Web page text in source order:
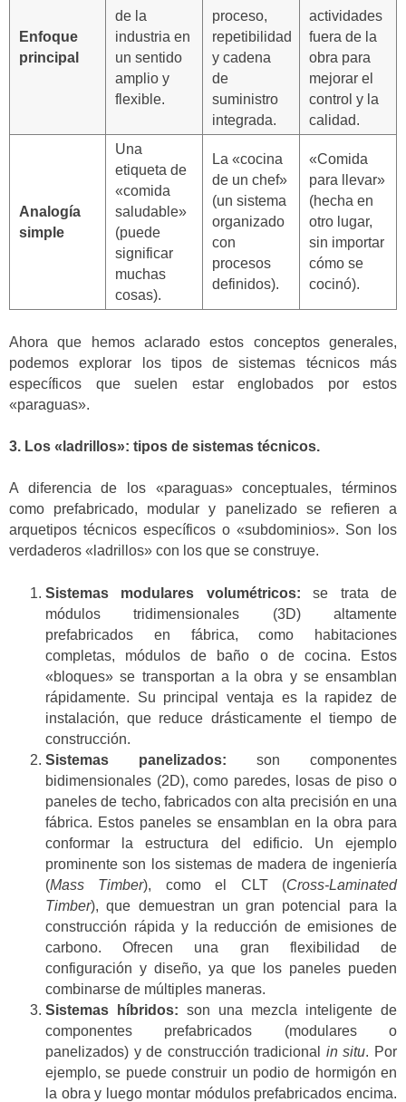
Enfoque
principal
de la
industria en
un sentido
amplio y
flexible.
proceso,
repetibilidad
y cadena
de
suministro
integrada.
actividades
fuera de la
obra para
mejorar el
control y la
calidad.
Analogía
simple
Una
etiqueta de
«comida
saludable»
(puede
significar
muchas
cosas).
La «cocina
de un chef»
(un sistema
organizado
con
procesos
definidos).
«Comida
para llevar»
(hecha en
otro lugar,
sin importar
cómo se
cocinó).
Ahora que hemos aclarado estos conceptos generales,
podemos explorar los tipos de sistemas técnicos más
específicos que suelen estar englobados por estos
«paraguas».
3. Los «ladrillos»: tipos de sistemas técnicos.
A diferencia de los «paraguas» conceptuales, términos
como prefabricado, modular y panelizado se refieren a
arquetipos técnicos específicos o «subdominios». Son los
verdaderos «ladrillos» con los que se construye.
Sistemas modulares volumétricos: se trata de
módulos tridimensionales (3D) altamente
prefabricados en fábrica, como habitaciones
completas, módulos de baño o de cocina. Estos
«bloques» se transportan a la obra y se ensamblan
rápidamente. Su principal ventaja es la rapidez de
instalación, que reduce drásticamente el tiempo de
construcción.
Sistemas panelizados: son componentes
bidimensionales (2D), como paredes, losas de piso o
paneles de techo, fabricados con alta precisión en una
fábrica. Estos paneles se ensamblan en la obra para
conformar la estructura del edificio. Un ejemplo
prominente son los sistemas de madera de ingeniería
(Mass Timber), como el CLT (Cross-Laminated
Timber), que demuestran un gran potencial para la
construcción rápida y la reducción de emisiones de
carbono. Ofrecen una gran flexibilidad de
configuración y diseño, ya que los paneles pueden
combinarse de múltiples maneras.
Sistemas híbridos: son una mezcla inteligente de
componentes prefabricados (modulares o
panelizados) y de construcción tradicional in situ. Por
ejemplo, se puede construir un podio de hormigón en
la obra y luego montar módulos prefabricados encima.